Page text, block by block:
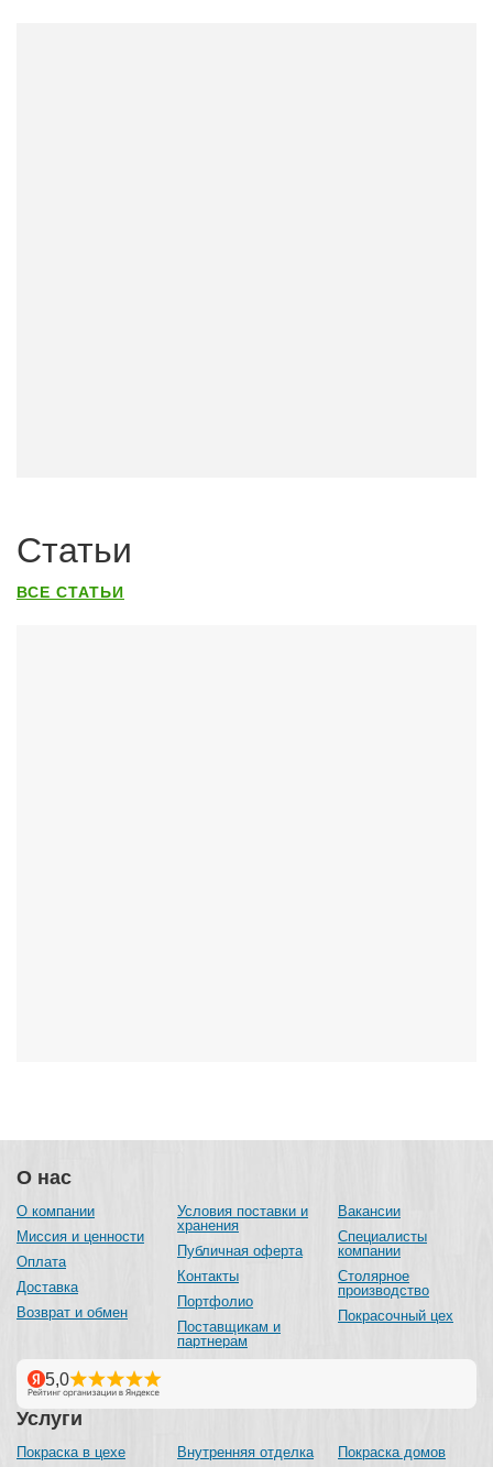
Статьи
ВСЕ СТАТЬИ
О нас
О компании
Миссия и ценности
Оплата
Доставка
Возврат и обмен
Условия поставки и
хранения
Публичная оферта
Контакты
Портфолио
Поставщикам и
партнерам
Вакансии
Специалисты
компании
Столярное
производство
Покрасочный цех
Услуги
Покраска в цехе
Внутренняя отделка
Покраска домов